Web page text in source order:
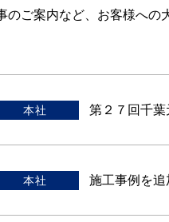
のご案内など、お客様への
本社 第２７回千葉
本社 施工事例を追